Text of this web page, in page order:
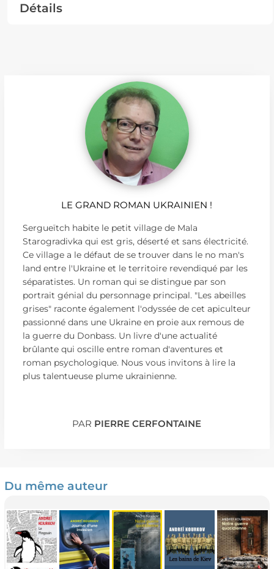
Détails
LE GRAND ROMAN UKRAINIEN !
Sergueïtch habite le petit village de Mala
Starogradivka qui est gris, déserté et sans électricité.
Ce village a le défaut de se trouver dans le no man's
land entre l'Ukraine et le territoire revendiqué par les
séparatistes. Un roman qui se distingue par son
portrait génial du personnage principal. "Les abeilles
grises" raconte également l'odyssée de cet apiculteur
passionné dans une Ukraine en proie aux remous de
la guerre du Donbass. Un livre d'une actualité
brûlante qui oscille entre roman d'aventures et
roman psychologique. Nous vous invitons à lire la
plus talentueuse plume ukrainienne.
PAR PIERRE CERFONTAINE
Du même auteur